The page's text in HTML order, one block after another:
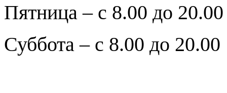
Пятница – с 8.00 до 20.00
Суббота – с 8.00 до 20.00